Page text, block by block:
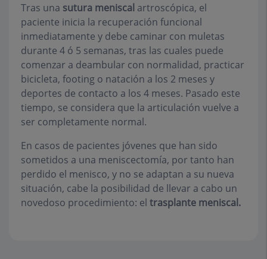
Tras una sutura meniscal artroscópica, el
paciente inicia la recuperación funcional
inmediatamente y debe caminar con muletas
durante 4 ó 5 semanas, tras las cuales puede
comenzar a deambular con normalidad, practicar
bicicleta, footing o natación a los 2 meses y
deportes de contacto a los 4 meses. Pasado este
tiempo, se considera que la articulación vuelve a
ser completamente normal.
En casos de pacientes jóvenes que han sido
sometidos a una meniscectomía, por tanto han
perdido el menisco, y no se adaptan a su nueva
situación, cabe la posibilidad de llevar a cabo un
novedoso procedimiento: el trasplante meniscal.